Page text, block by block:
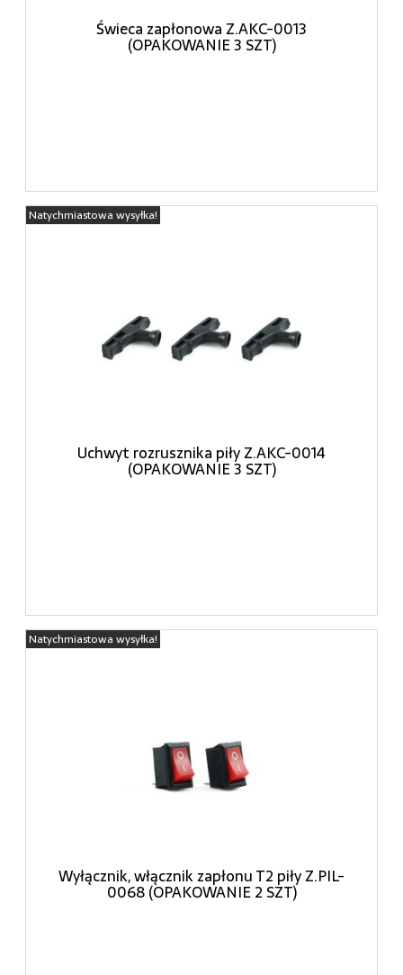
Świeca zapłonowa Z.AKC-0013
(OPAKOWANIE 3 SZT)
Uchwyt rozrusznika piły Z.AKC-0014
(OPAKOWANIE 3 SZT)
Natychmiastowa wysyłka!
Wyłącznik, włącznik zapłonu T2 piły Z.PIL-
0068 (OPAKOWANIE 2 SZT)
Natychmiastowa wysyłka!